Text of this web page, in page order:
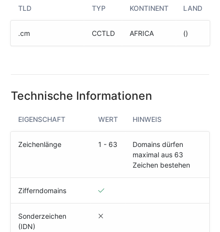
Test
(IPv4
IPv6)
Domain
SECURITY
WEITERE
creoline.com
Kundencenter
TLD TYP KONTINENT LAND
.cm CCTLD AFRICA ()
Technische Informationen
EIGENSCHAFT WERT HINWEIS
Zeichenlänge 1 - 63
Domains dürfen
maximal aus 63
Zeichen bestehen
Zifferndomains
Sonderzeichen
(IDN)